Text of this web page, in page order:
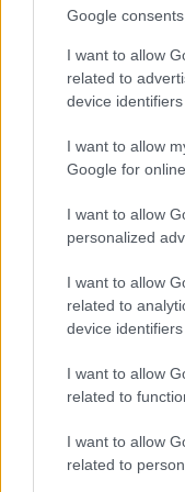
Google consents
I want to allow
related to
device identifiers
I want to allow
Google for
I want to allow
personalized
I want to allow
related to
device identifiers
I want to allow
related to
I want to allow
related to
βαθμούς
τους37 με
στα
39και στο
Κελσίου .
στα νησιά
και τη
Κελσίου.
2. Την Πέμπτη
Στα βόρεια
της
38 βαθμούς
Μακεδονία